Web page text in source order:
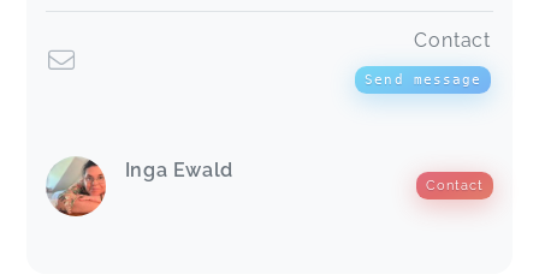
Contact
Send message
Inga Ewald
Contact